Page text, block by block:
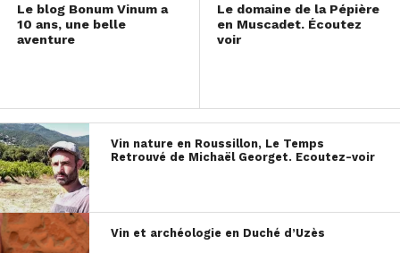
Le blog Bonum Vinum a
10 ans, une belle
aventure
Le domaine de la Pépière
en Muscadet. Écoutez
voir
Vin nature en Roussillon, Le Temps
Retrouvé de Michaël Georget. Ecoutez-voir
Vin et archéologie en Duché d’Uzès